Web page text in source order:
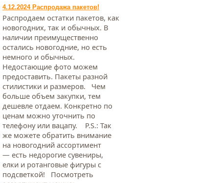
4.12.2024 Распродажа пакетов!
Распродаем остатки пакетов, как
новогодних, так и обычных. В
наличии преимущественно
остались новогодние, но есть
немного и обычных.
Недостающие фото можем
предоставить. Пакеты разной
стилистики и размеров. Чем
больше объем закупки, тем
дешевле отдаем. Конкретно по
ценам можно уточнить по
телефону или вацапу. Р.S.: Так
же можете обратить внимание
на новогодний ассортимент
— есть недорогие сувениры,
елки и ротанговые фигуры с
подсветкой! Посмотреть